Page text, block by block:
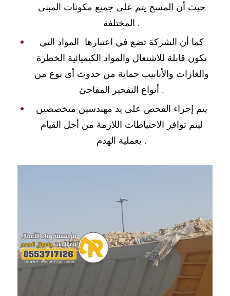
حيث أن المسح يتم على جميع مكونات المبنى
المختلفة .
كما أن الشركة تضع في اعتبارها المواد التي
تكون قابلة للاشتعال والمواد الكيميائية الخطرة
والغازات والأنابيب حماية من حدوث أى نوع من
أنواع التفجير المفاجئ .
يتم إجراء الفحص على يد مهندسين متخصصين
ليتم توافر الاحتياطات اللازمة من أجل القيام
بعملية الهدم .